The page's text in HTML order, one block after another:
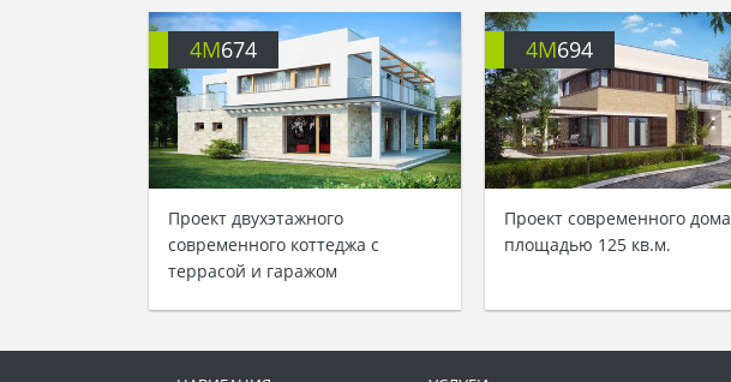
4M674
Проект двухэтажного
современного коттеджа с
террасой и гаражом
4M694
Проект современного дома
площадью 125 кв.м.